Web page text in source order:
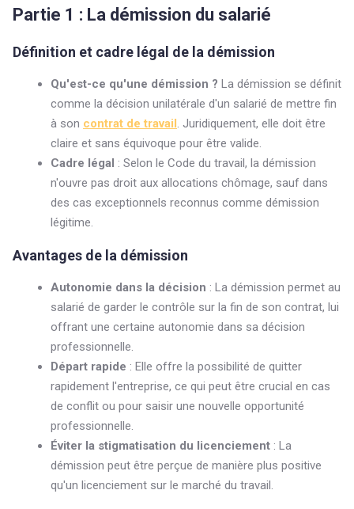
Partie 1 : La démission du salarié
Définition et cadre légal de la démission
Qu'est-ce qu'une démission ? La démission se définit
comme la décision unilatérale d'un salarié de mettre fin
à son contrat de travail. Juridiquement, elle doit être
claire et sans équivoque pour être valide.
Cadre légal : Selon le Code du travail, la démission
n'ouvre pas droit aux allocations chômage, sauf dans
des cas exceptionnels reconnus comme démission
légitime.
Avantages de la démission
Autonomie dans la décision : La démission permet au
salarié de garder le contrôle sur la fin de son contrat, lui
offrant une certaine autonomie dans sa décision
professionnelle.
Départ rapide : Elle offre la possibilité de quitter
rapidement l'entreprise, ce qui peut être crucial en cas
de conflit ou pour saisir une nouvelle opportunité
professionnelle.
Éviter la stigmatisation du licenciement : La
démission peut être perçue de manière plus positive
qu'un licenciement sur le marché du travail.